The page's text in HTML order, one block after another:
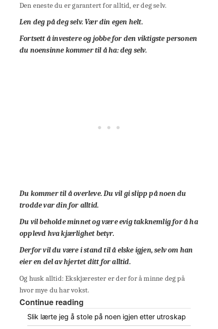
Den eneste du er garantert for alltid, er deg selv.
Len deg på deg selv. Vær din egen helt.
Fortsett å investere og jobbe for den viktigste personen
du noensinne kommer til å ha: deg selv.
Du kommer til å overleve. Du vil gi slipp på noen du
trodde var din for alltid.
Du vil beholde minnet og være evig takknemlig for å ha
opplevd hva kjærlighet betyr.
Derfor vil du være i stand til å elske igjen, selv om han
eier en del av hjertet ditt for alltid.
Og husk alltid: Ekskjærester er der for å minne deg på
hvor mye du har vokst.
Continue reading
Slik lærte jeg å stole på noen igjen etter utroskap